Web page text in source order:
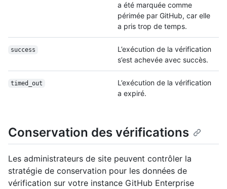
a été marquée comme
périmée par GitHub, car elle
a pris trop de temps.
success
L’exécution de la vérification
s’est achevée avec succès.
timed_out
L’exécution de la vérification
a expiré.
Conservation des vérifications
Les administrateurs de site peuvent contrôler la
stratégie de conservation pour les données de
vérification sur votre instance GitHub Enterprise